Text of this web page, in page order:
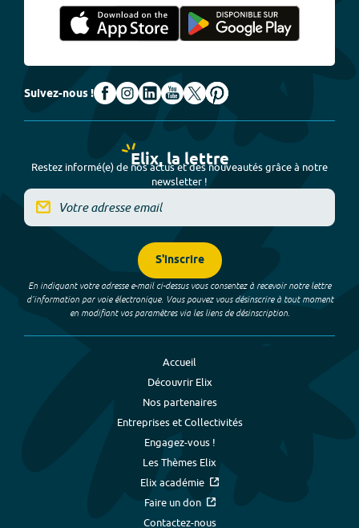
Suivez-nous !
Elix, la lettre
Restez informé(e) de nos actus et des nouveautés grâce à notre
newsletter !
S'inscrire
En indiquant votre adresse e-mail ci-dessus vous consentez à recevoir notre lettre
d’information par voie électronique. Vous pouvez vous désinscrire à tout moment
en modifiant vos paramètres via les liens de désinscription.
Accueil
Découvrir Elix
Nos partenaires
Entreprises et Collectivités
Engagez-vous !
Les Thèmes Elix
Elix académie
Faire un don
Contactez-nous